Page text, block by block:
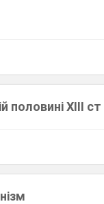
половині XIII ст